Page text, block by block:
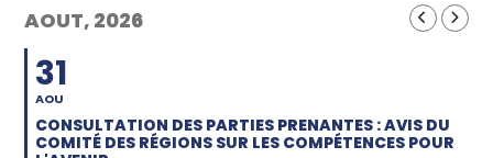
AOUT, 2026
31
AOU
CONSULTATION DES PARTIES PRENANTES : AVIS DU
COMITÉ DES RÉGIONS SUR LES COMPÉTENCES POUR